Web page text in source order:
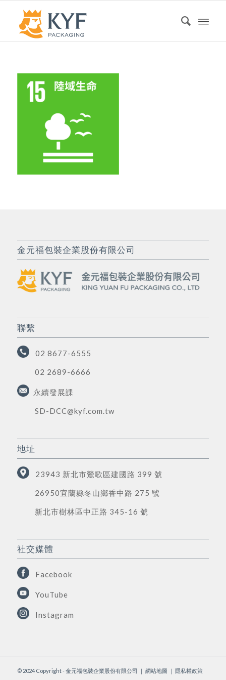
金元福包裝企業股份有限公司
聯繫
02 8677-6555
02 2689-6666
永續發展課
SD-DCC@kyf.com.tw
地址
23943 新北市鶯歌區建國路 399 號
26950宜蘭縣冬山鄉香中路 275 號
新北市樹林區中正路 345-16 號
社交媒體
Facebook
YouTube
Instagram
© 2024 Copyright - 金元福包裝企業股份有限公司 ｜ 網站地圖 ｜ 隱私權政策